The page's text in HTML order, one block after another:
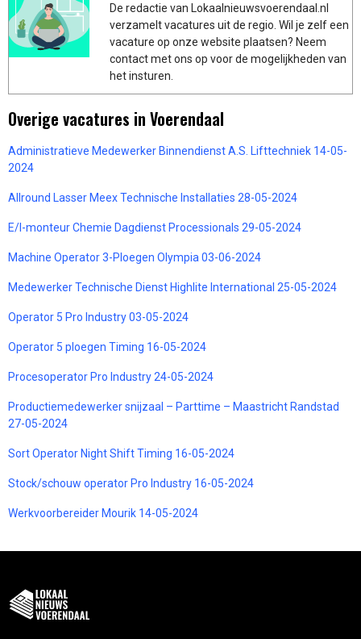
De redactie van Lokaalnieuwsvoerendaal.nl
verzamelt vacatures uit de regio. Wil je zelf een
vacature op onze website plaatsen? Neem
contact met ons op voor de mogelijkheden van
het insturen.
Overige vacatures in Voerendaal
Administratieve Medewerker Binnendienst A.S. Lifttechniek 14-05-
2024
Allround Lasser Meex Technische Installaties 28-05-2024
E/I-monteur Chemie Dagdienst Processionals 29-05-2024
Machine Operator 3-Ploegen Olympia 03-06-2024
Medewerker Technische Dienst Highlite International 25-05-2024
Operator 5 Pro Industry 03-05-2024
Operator 5 ploegen Timing 16-05-2024
Procesoperator Pro Industry 24-05-2024
Productiemedewerker snijzaal – Parttime – Maastricht Randstad
27-05-2024
Sort Operator Night Shift Timing 16-05-2024
Stock/schouw operator Pro Industry 16-05-2024
Werkvoorbereider Mourik 14-05-2024